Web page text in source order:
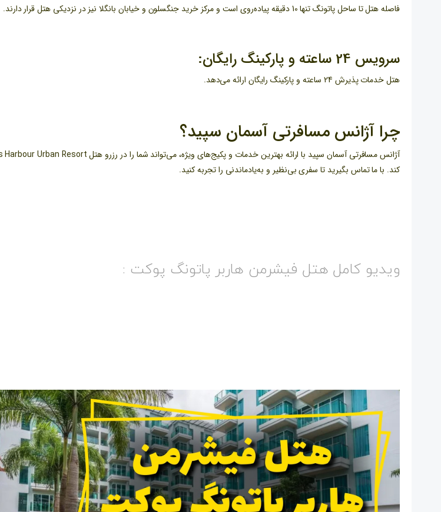
فاصله هتل تا ساحل پاتونگ تنها 10 دقیقه پیاده‌روی است و مرکز خرید جنگسلون و خیابان بانگلا نیز در نزدیکی هتل قرار دارند.
سرویس 24 ساعته و پارکینگ رایگان:
هتل خدمات پذیرش 24 ساعته و پارکینگ رایگان ارائه می‌دهد.
چرا آژانس مسافرتی آسمان سپید؟
کند. با ما تماس بگیرید تا سفری بی‌نظیر و به‌یادماندنی را تجربه کنید.
ویدیو کامل هتل فیشرمن هاربر پاتونگ پوکت :